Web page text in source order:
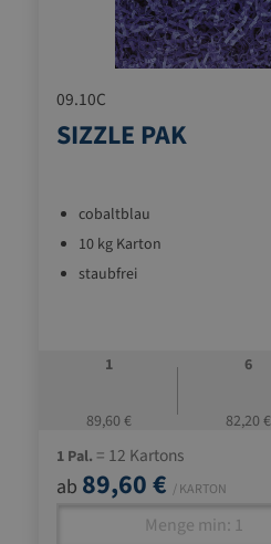
09.10C
SIZZLE PAK
cobaltblau
10 kg Karton
staubfrei
1
89,60 €
6
82,20 €
1 Pal. = 12 Kartons
ab 89,60 € / KARTON